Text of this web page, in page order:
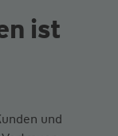
ist
und